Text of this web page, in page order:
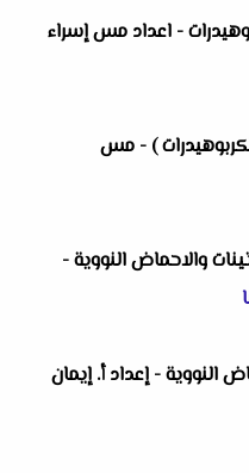
- اعداد مس إسراء
) - مس
والاحماض النووية -
النووية - إعداد أ. إيمان